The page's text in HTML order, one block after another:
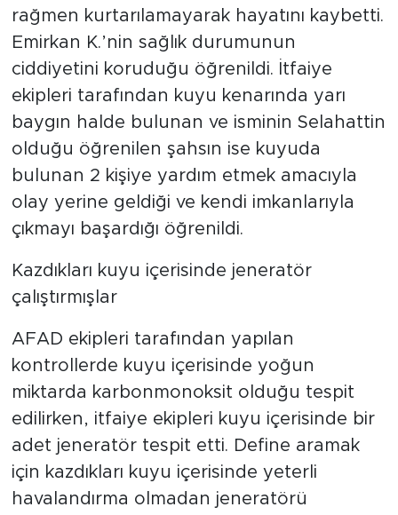
rağmen kurtarılamayarak hayatını kaybetti.
Emirkan K.’nin sağlık durumunun
ciddiyetini koruduğu öğrenildi. İtfaiye
ekipleri tarafından kuyu kenarında yarı
baygın halde bulunan ve isminin Selahattin
olduğu öğrenilen şahsın ise kuyuda
bulunan 2 kişiye yardım etmek amacıyla
olay yerine geldiği ve kendi imkanlarıyla
çıkmayı başardığı öğrenildi.
Kazdıkları kuyu içerisinde jeneratör
çalıştırmışlar
AFAD ekipleri tarafından yapılan
kontrollerde kuyu içerisinde yoğun
miktarda karbonmonoksit olduğu tespit
edilirken, itfaiye ekipleri kuyu içerisinde bir
adet jeneratör tespit etti. Define aramak
için kazdıkları kuyu içerisinde yeterli
havalandırma olmadan jeneratörü